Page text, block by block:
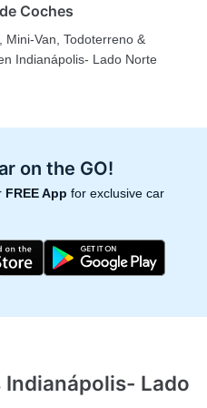
Coches
Mini-Van, Todoterreno &
Indianápolis- Lado Norte
on the GO!
FREE App for exclusive car
Lado